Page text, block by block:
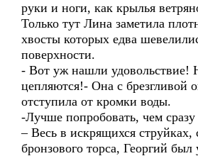
руки и ноги, как крылья
Только тут Лина заметила
хвосты которых едва
поверхности.
- Вот уж нашли удовольствие!
цепляются!- Она с брезгливой
отступила от кромки воды.
-Лучше попробовать, чем сразу
– Весь в искрящихся струйках,
бронзового торса, Георгий